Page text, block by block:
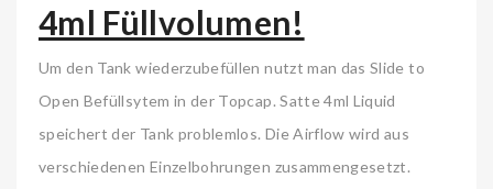
4ml Füllvolumen!
Um den Tank wiederzubefüllen nutzt man das Slide to
Open Befüllsytem in der Topcap. Satte 4ml Liquid
speichert der Tank problemlos. Die Airflow wird aus
verschiedenen Einzelbohrungen zusammengesetzt.